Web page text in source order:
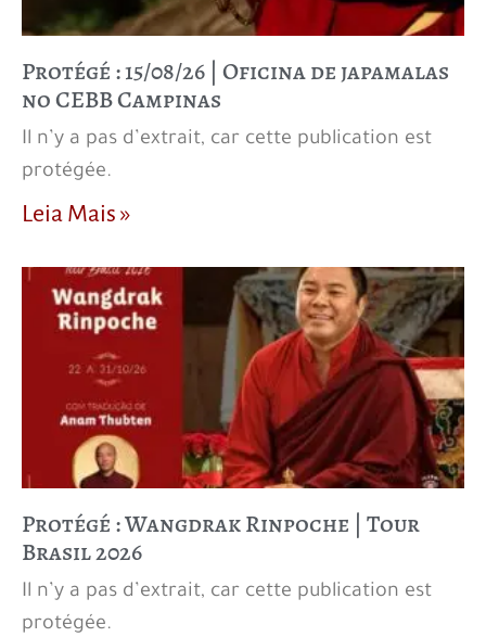
Protégé : 15/08/26 | Oficina de japamalas
no CEBB Campinas
Il n’y a pas d’extrait, car cette publication est
protégée.
Leia Mais »
Protégé : Wangdrak Rinpoche | Tour
Brasil 2026
Il n’y a pas d’extrait, car cette publication est
protégée.